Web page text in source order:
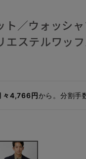
ト／ウォッシ
エステルワッ
々4,766円から。分割手